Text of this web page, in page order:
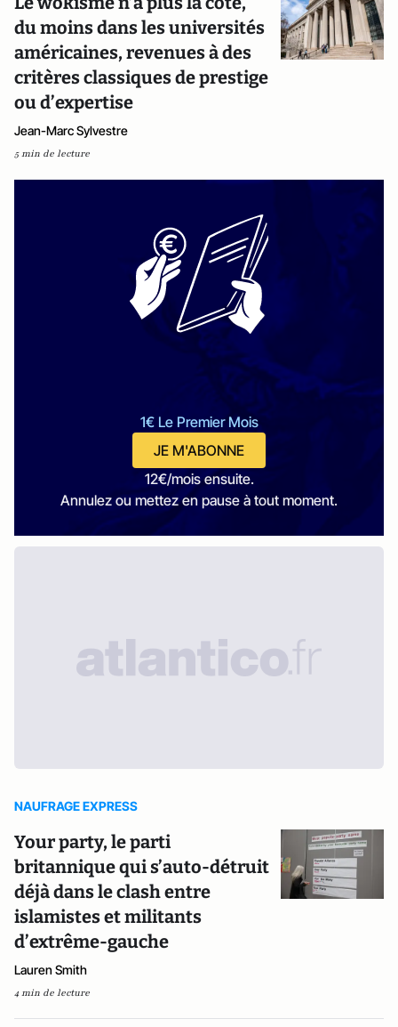
du moins dans les universités
américaines, revenues à des
critères classiques de prestige
ou d’expertise
Jean-Marc Sylvestre
5 min de lecture
1€ Le Premier Mois
JE M'ABONNE
12€/mois ensuite.
Annulez ou mettez en pause à tout moment.
NAUFRAGE EXPRESS
Your party, le parti
britannique qui s’auto-détruit
déjà dans le clash entre
islamistes et militants
d’extrême-gauche
Lauren Smith
4 min de lecture